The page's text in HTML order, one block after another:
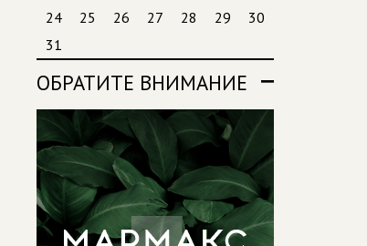
24
25 26 27 28 29
30
31
ОБРАТИТЕ ВНИМАНИЕ